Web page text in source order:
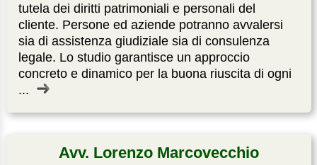
tutela dei diritti patrimoniali e personali del
cliente. Persone ed aziende potranno avvalersi
sia di assistenza giudiziale sia di consulenza
legale. Lo studio garantisce un approccio
concreto e dinamico per la buona riuscita di ogni
...
Avv. Lorenzo Marcovecchio